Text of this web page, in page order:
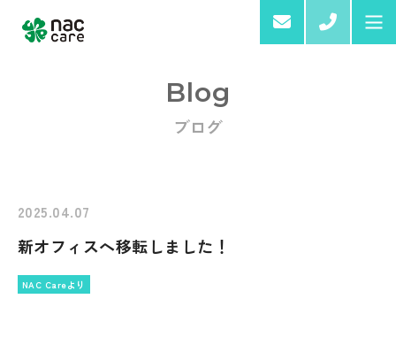
03-
About us
Services & Products
Blog
ブログ
2025.04.07
新オフィスへ移転しました！
NAC Careより